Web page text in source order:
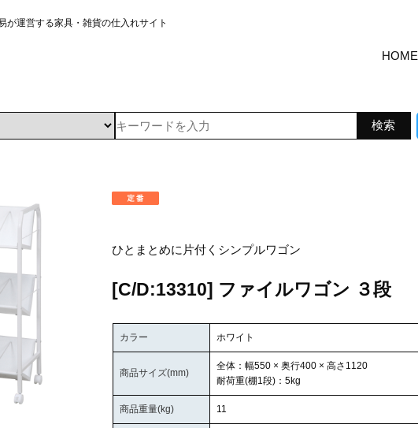
が運営する家具・雑貨の仕入れサイト
HOME
ひとまとめに片付くシンプルワゴン
[C/D:13310] ファイルワゴン ３段
カラー ホワイト
商品サイズ(mm)
全体：幅550 × 奥行400 × 高さ1120
耐荷重(棚1段)：5kg
商品重量(kg) 11